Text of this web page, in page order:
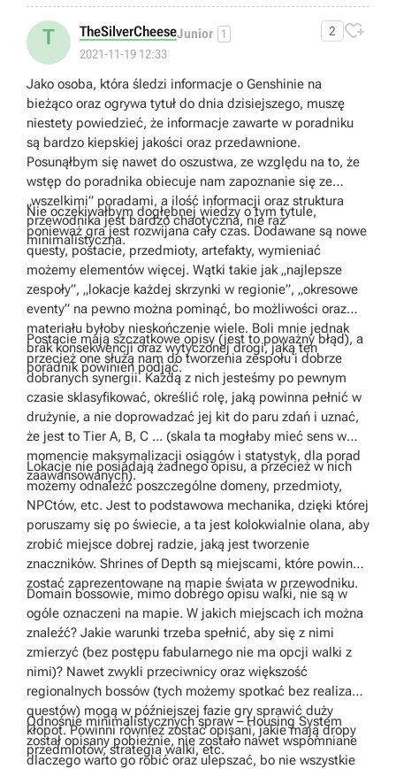
T TheSilverCheeseJunior 1
2021-11-19 12:33
2 
Jako osoba, która śledzi informacje o Genshinie na
bieżąco oraz ogrywa tytuł do dnia dzisiejszego, muszę
niestety powiedzieć, że informacje zawarte w poradniku
są bardzo kiepskiej jakości oraz przedawnione.
Posunąłbym się nawet do oszustwa, ze względu na to, że
wstęp do poradnika obiecuje nam zapoznanie się ze
„wszelkimi” poradami, a ilość informacji oraz struktura
przewodnika jest bardzo chaotyczna, nie raz
minimalistyczna.
Nie oczekiwałbym dogłębnej wiedzy o tym tytule,
ponieważ gra jest rozwijana cały czas. Dodawane są nowe
questy, postacie, przedmioty, artefakty, wymieniać
możemy elementów więcej. Wątki takie jak „najlepsze
zespoły”, „lokacje każdej skrzynki w regionie”, „okresowe
eventy” na pewno można pominąć, bo możliwości oraz
materiału byłoby nieskończenie wiele. Boli mnie jednak
brak konsekwencji oraz wytyczonej drogi, jaką ten
poradnik powinien podjąć.
Postacie mają szczątkowe opisy (jest to poważny błąd), a
przecież one służą nam do tworzenia zespołu i dobrze
dobranych synergii. Każdą z nich jesteśmy po pewnym
czasie sklasyfikować, określić rolę, jaką powinna pełnić w
drużynie, a nie doprowadzać jej kit do paru zdań i uznać,
że jest to Tier A, B, C ... (skala ta mogłaby mieć sens w
momencie maksymalizacji osiągów i statystyk, dla porad
zaawansowanych).
Lokacje nie posiadają żadnego opisu, a przecież w nich
możemy odnaleźć poszczególne domeny, przedmioty,
NPCtów, etc. Jest to podstawowa mechanika, dzięki której
poruszamy się po świecie, a ta jest kolokwialnie olana, aby
zrobić miejsce dobrej radzie, jaką jest tworzenie
znaczników. Shrines of Depth są miejscami, które powinny
zostać zaprezentowane na mapie świata w przewodniku.
Domain bossowie, mimo dobrego opisu walki, nie są w
ogóle oznaczeni na mapie. W jakich miejscach ich można
znaleźć? Jakie warunki trzeba spełnić, aby się z nimi
zmierzyć (bez postępu fabularnego nie ma opcji walki z
nimi)? Nawet zwykli przeciwnicy oraz większość
regionalnych bossów (tych możemy spotkać bez realizacji
questów) mogą w późniejszej fazie gry sprawić duży
kłopot. Powinni również zostać opisani, jakie mają dropy
przedmiotów, strategia walki, etc.
Odnośnie minimalistycznych spraw – Housing System
został opisany pobieżnie, nie zostało nawet wspomniane
dlaczego warto go robić oraz ulepszać, bo nie wszystkie